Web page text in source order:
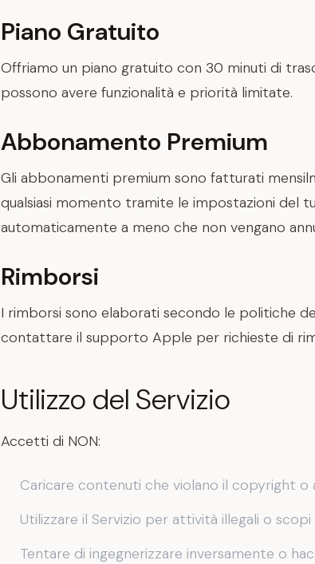
Piano Gratuito
Offriamo un piano gratuito con 30 minuti di
possono avere funzionalità e priorità limitate.
Abbonamento Premium
Gli abbonamenti premium sono fatturati
qualsiasi momento tramite le impostazioni del
automaticamente a meno che non vengano
Rimborsi
I rimborsi sono elaborati secondo le politiche
contattare il supporto Apple per richieste di
Utilizzo del Servizio
Accetti di NON:
Caricare contenuti che violano il copyright
Utilizzare il Servizio per attività illegali o scopi
Tentare di ingegnerizzare inversamente o